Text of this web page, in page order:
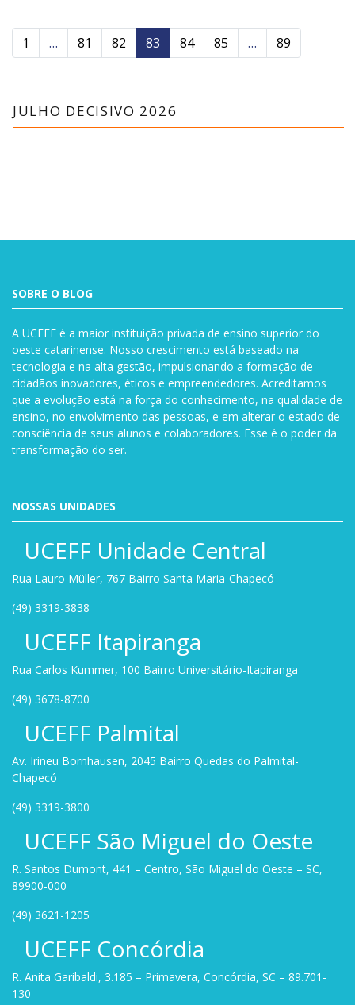
1 … 81 82 83 84 85 … 89
JULHO DECISIVO 2026
SOBRE O BLOG
A UCEFF é a maior instituição privada de ensino superior do
oeste catarinense. Nosso crescimento está baseado na
tecnologia e na alta gestão, impulsionando a formação de
cidadãos inovadores, éticos e empreendedores. Acreditamos
que a evolução está na força do conhecimento, na qualidade de
ensino, no envolvimento das pessoas, e em alterar o estado de
consciência de seus alunos e colaboradores. Esse é o poder da
transformação do ser.
NOSSAS UNIDADES
UCEFF Unidade Central
Rua Lauro Müller, 767 Bairro Santa Maria-Chapecó
(49) 3319-3838
UCEFF Itapiranga
Rua Carlos Kummer, 100 Bairro Universitário-Itapiranga
(49) 3678-8700
UCEFF Palmital
Av. Irineu Bornhausen, 2045 Bairro Quedas do Palmital-
Chapecó
(49) 3319-3800
UCEFF São Miguel do Oeste
R. Santos Dumont, 441 – Centro, São Miguel do Oeste – SC,
89900-000
(49) 3621-1205
UCEFF Concórdia
R. Anita Garibaldi, 3.185 – Primavera, Concórdia, SC – 89.701-
130